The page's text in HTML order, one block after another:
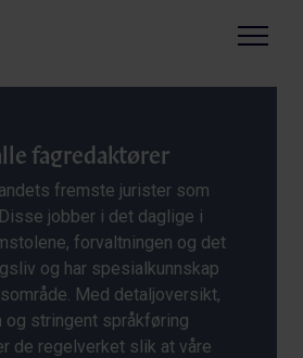
Menu
fagredaktører
fremste jurister som
jobber i det daglige i
forvaltningen og det
og har spesialkunnskap
Med detaljoversikt,
og stringent språkføring
de regelverket slik at våre